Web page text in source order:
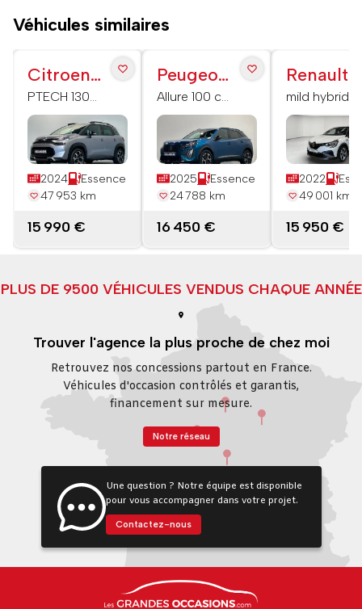
Véhicules similaires
Citroen
C3
Aircross
PTECH 130
S&S EAT6
SHINEPK
2024
Essence
47 953 km
15 990 €
Peugeot
2008
Allure 100 ch
BVM6
2025
Essence
24 788 km
16 450 €
Renault
Captur
mild hybrid
140 R.S. line
2022
49 001 km
15 950 €
PLUS DE 9500 VÉHICULES VENDUS CHAQUE ANNÉE
Trouver l'agence la plus proche de chez moi
Retrouvez nos concessions partout en France.
Véhicules d'occasion contrôlés et garantis,
financement sur mesure.
Notre réseau
Une question ? Notre équipe est disponible
pour vous accompagner dans votre projet.
Contactez-nous